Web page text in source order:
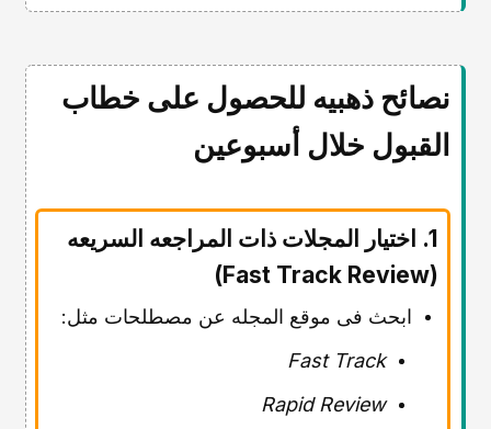
نصائح ذهبیه للحصول على خطاب
القبول خلال أسبوعین
1. اختیار المجلات ذات المراجعه السریعه
(Fast Track Review)
ابحث فی موقع المجله عن مصطلحات مثل:
Fast Track
Rapid Review